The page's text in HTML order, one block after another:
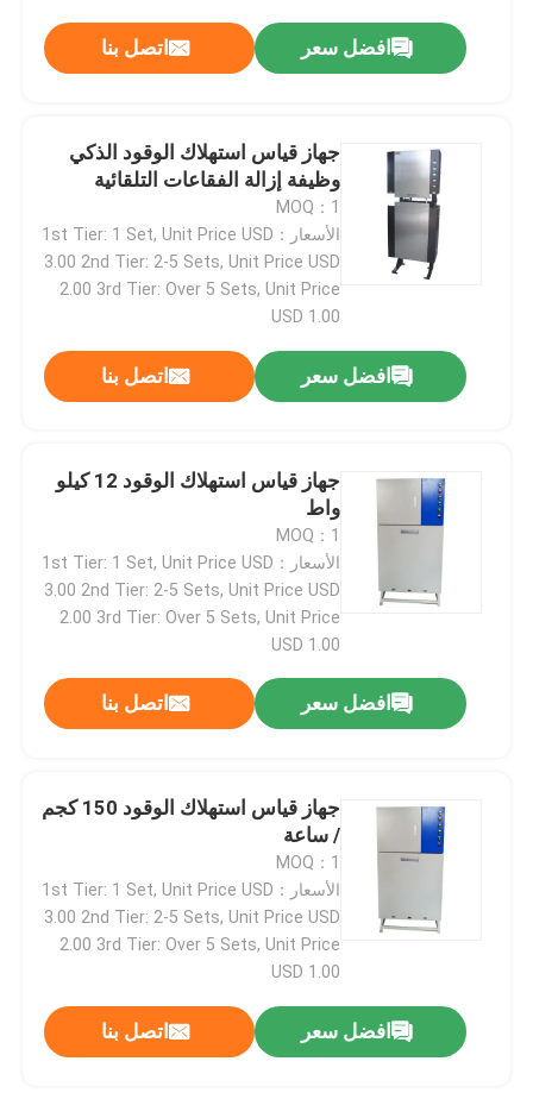
المنزل
المنتجات
مراقبة الجودة
الحالات
مقياس قوة عزم الدوران
افضل سعر اتصل بنا
جهاز قياس استهلاك الوقود الذكي
وظيفة إزالة الفقاعات التلقائية
MOQ：1
الأسعار：1st Tier: 1 Set, Unit Price USD
3.00 2nd Tier: 2-5 Sets, Unit Price USD
2.00 3rd Tier: Over 5 Sets, Unit Price
USD 1.00
افضل سعر اتصل بنا
جهاز قياس استهلاك الوقود 12 كيلو
واط
MOQ：1
الأسعار：1st Tier: 1 Set, Unit Price USD
3.00 2nd Tier: 2-5 Sets, Unit Price USD
2.00 3rd Tier: Over 5 Sets, Unit Price
USD 1.00
افضل سعر اتصل بنا
جهاز قياس استهلاك الوقود 150 كجم
/ ساعة
MOQ：1
الأسعار：1st Tier: 1 Set, Unit Price USD
3.00 2nd Tier: 2-5 Sets, Unit Price USD
2.00 3rd Tier: Over 5 Sets, Unit Price
USD 1.00
افضل سعر اتصل بنا